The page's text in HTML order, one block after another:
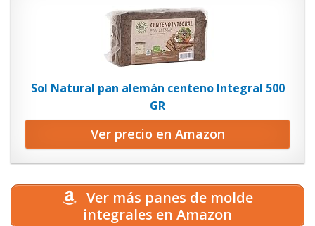
Sol Natural pan alemán centeno Integral 500
GR
Ver precio en Amazon
Ver más panes de molde
integrales en Amazon